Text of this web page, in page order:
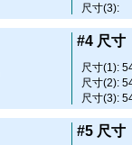
尺寸(3):
#4 尺寸
尺寸(1):
尺寸(2):
尺寸(3):
#5 尺寸